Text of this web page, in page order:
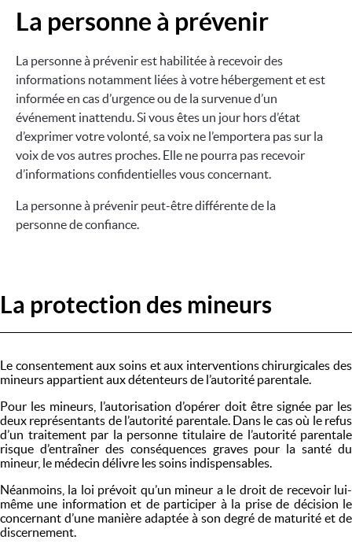
Image
La personne à prévenir
La personne à prévenir est habilitée à recevoir des
informations notamment liées à votre hébergement et est
informée en cas d’urgence ou de la survenue d’un
événement inattendu. Si vous êtes un jour hors d’état
d’exprimer votre volonté, sa voix ne l’emportera pas sur la
voix de vos autres proches. Elle ne pourra pas recevoir
d’informations confidentielles vous concernant.
La personne à prévenir peut-être différente de la
personne de confiance.
La protection des mineurs
Le consentement aux soins et aux interventions chirurgicales des
mineurs appartient aux détenteurs de l’autorité parentale.
Pour les mineurs, l’autorisation d’opérer doit être signée par les
deux représentants de l’autorité parentale. Dans le cas où le refus
d’un traitement par la personne titulaire de l’autorité parentale
risque d’entraîner des conséquences graves pour la santé du
mineur, le médecin délivre les soins indispensables.
Néanmoins, la loi prévoit qu’un mineur a le droit de recevoir lui-
même une information et de participer à la prise de décision le
concernant d’une manière adaptée à son degré de maturité et de
discernement.